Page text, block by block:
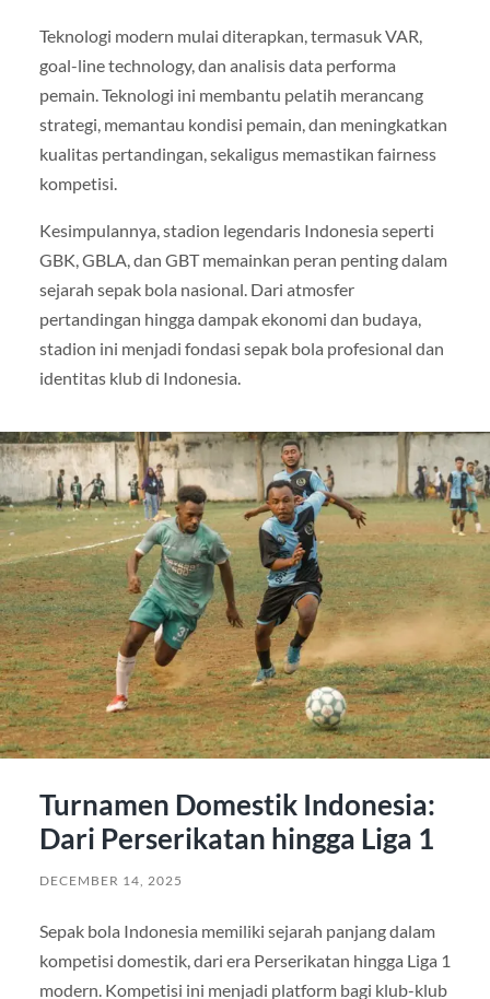
Teknologi modern mulai diterapkan, termasuk VAR,
goal-line technology, dan analisis data performa
pemain. Teknologi ini membantu pelatih merancang
strategi, memantau kondisi pemain, dan meningkatkan
kualitas pertandingan, sekaligus memastikan fairness
kompetisi.
Kesimpulannya, stadion legendaris Indonesia seperti
GBK, GBLA, dan GBT memainkan peran penting dalam
sejarah sepak bola nasional. Dari atmosfer
pertandingan hingga dampak ekonomi dan budaya,
stadion ini menjadi fondasi sepak bola profesional dan
identitas klub di Indonesia.
Turnamen Domestik Indonesia:
Dari Perserikatan hingga Liga 1
DECEMBER 14, 2025
Sepak bola Indonesia memiliki sejarah panjang dalam
kompetisi domestik, dari era Perserikatan hingga Liga 1
modern. Kompetisi ini menjadi platform bagi klub-klub